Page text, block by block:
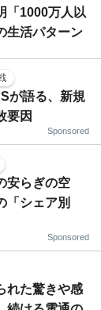
「1000万人以
生活パターン
が語る、新規
要因
Sponsored
安らぎの空
「シェア別
Sponsored
れた驚きや感